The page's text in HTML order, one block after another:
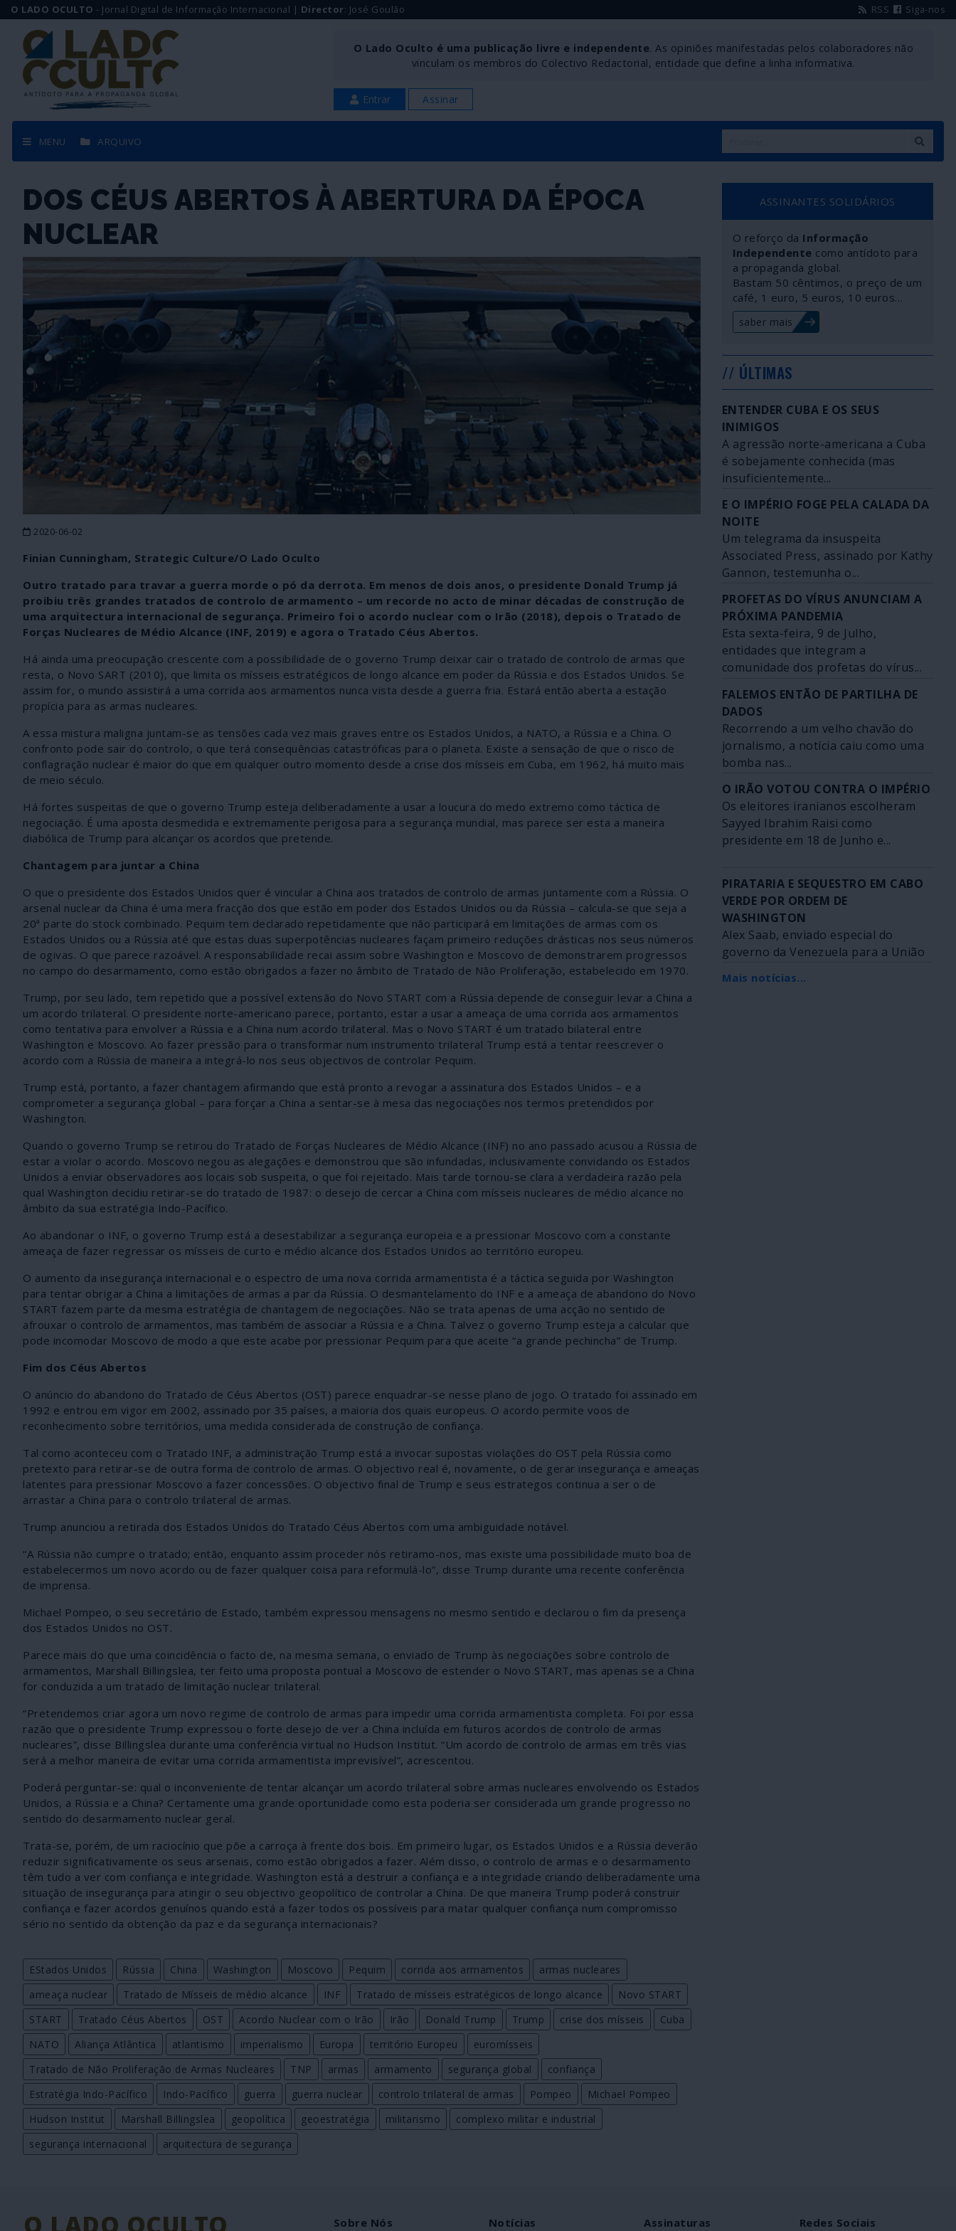
O LADO OCULTO - Jornal Digital de Informação Internacional | Director: José Goulão RSS Siga-nos
O Lado Oculto é uma publicação livre e independente. As opiniões manifestadas pelos colaboradores não
vinculam os membros do Colectivo Redactorial, entidade que define a linha informativa.
Entrar Assinar
MENU ARQUIVO
DOS CÉUS ABERTOS À ABERTURA DA ÉPOCA
NUCLEAR
2020-06-02
Finian Cunningham, Strategic Culture/O Lado Oculto
Outro tratado para travar a guerra morde o pó da derrota. Em menos de dois anos, o presidente Donald Trump já
proibiu três grandes tratados de controlo de armamento – um recorde no acto de minar décadas de construção de
uma arquitectura internacional de segurança. Primeiro foi o acordo nuclear com o Irão (2018), depois o Tratado de
Forças Nucleares de Médio Alcance (INF, 2019) e agora o Tratado Céus Abertos.
Há ainda uma preocupação crescente com a possibilidade de o governo Trump deixar cair o tratado de controlo de armas que
resta, o Novo SART (2010), que limita os mísseis estratégicos de longo alcance em poder da Rússia e dos Estados Unidos. Se
assim for, o mundo assistirá a uma corrida aos armamentos nunca vista desde a guerra fria. Estará então aberta a estação
propícia para as armas nucleares.
A essa mistura maligna juntam-se as tensões cada vez mais graves entre os Estados Unidos, a NATO, a Rússia e a China. O
confronto pode sair do controlo, o que terá consequências catastróficas para o planeta. Existe a sensação de que o risco de
conflagração nuclear é maior do que em qualquer outro momento desde a crise dos mísseis em Cuba, em 1962, há muito mais
de meio século.
Há fortes suspeitas de que o governo Trump esteja deliberadamente a usar a loucura do medo extremo como táctica de
negociação. É uma aposta desmedida e extremamente perigosa para a segurança mundial, mas parece ser esta a maneira
diabólica de Trump para alcançar os acordos que pretende.
Chantagem para juntar a China
O que o presidente dos Estados Unidos quer é vincular a China aos tratados de controlo de armas juntamente com a Rússia. O
arsenal nuclear da China é uma mera fracção dos que estão em poder dos Estados Unidos ou da Rússia – calcula-se que seja a
20ª parte do stock combinado. Pequim tem declarado repetidamente que não participará em limitações de armas com os
Estados Unidos ou a Rússia até que estas duas superpotências nucleares façam primeiro reduções drásticas nos seus números
de ogivas. O que parece razoável. A responsabilidade recai assim sobre Washington e Moscovo de demonstrarem progressos
no campo do desarmamento, como estão obrigados a fazer no âmbito de Tratado de Não Proliferação, estabelecido em 1970.
Trump, por seu lado, tem repetido que a possível extensão do Novo START com a Rússia depende de conseguir levar a China a
um acordo trilateral. O presidente norte-americano parece, portanto, estar a usar a ameaça de uma corrida aos armamentos
como tentativa para envolver a Rússia e a China num acordo trilateral. Mas o Novo START é um tratado bilateral entre
Washington e Moscovo. Ao fazer pressão para o transformar num instrumento trilateral Trump está a tentar reescrever o
acordo com a Rússia de maneira a integrá-lo nos seus objectivos de controlar Pequim.
Trump está, portanto, a fazer chantagem afirmando que está pronto a revogar a assinatura dos Estados Unidos – e a
comprometer a segurança global – para forçar a China a sentar-se à mesa das negociações nos termos pretendidos por
Washington.
Quando o governo Trump se retirou do Tratado de Forças Nucleares de Médio Alcance (INF) no ano passado acusou a Rússia de
estar a violar o acordo. Moscovo negou as alegações e demonstrou que são infundadas, inclusivamente convidando os Estados
Unidos a enviar observadores aos locais sob suspeita, o que foi rejeitado. Mais tarde tornou-se clara a verdadeira razão pela
qual Washington decidiu retirar-se do tratado de 1987: o desejo de cercar a China com mísseis nucleares de médio alcance no
âmbito da sua estratégia Indo-Pacífico.
Ao abandonar o INF, o governo Trump está a desestabilizar a segurança europeia e a pressionar Moscovo com a constante
ameaça de fazer regressar os mísseis de curto e médio alcance dos Estados Unidos ao território europeu.
O aumento da insegurança internacional e o espectro de uma nova corrida armamentista é a táctica seguida por Washington
para tentar obrigar a China a limitações de armas a par da Rússia. O desmantelamento do INF e a ameaça de abandono do Novo
START fazem parte da mesma estratégia de chantagem de negociações. Não se trata apenas de uma acção no sentido de
afrouxar o controlo de armamentos, mas também de associar a Rússia e a China. Talvez o governo Trump esteja a calcular que
pode incomodar Moscovo de modo a que este acabe por pressionar Pequim para que aceite “a grande pechincha” de Trump.
Fim dos Céus Abertos
O anúncio do abandono do Tratado de Céus Abertos (OST) parece enquadrar-se nesse plano de jogo. O tratado foi assinado em
1992 e entrou em vigor em 2002, assinado por 35 países, a maioria dos quais europeus. O acordo permite voos de
reconhecimento sobre territórios, uma medida considerada de construção de confiança.
Tal como aconteceu com o Tratado INF, a administração Trump está a invocar supostas violações do OST pela Rússia como
pretexto para retirar-se de outra forma de controlo de armas. O objectivo real é, novamente, o de gerar insegurança e ameaças
latentes para pressionar Moscovo a fazer concessões. O objectivo final de Trump e seus estrategos continua a ser o de
arrastar a China para o controlo trilateral de armas.
Trump anunciou a retirada dos Estados Unidos do Tratado Céus Abertos com uma ambiguidade notável.
“A Rússia não cumpre o tratado; então, enquanto assim proceder nós retiramo-nos, mas existe uma possibilidade muito boa de
estabelecermos um novo acordo ou de fazer qualquer coisa para reformulá-lo”, disse Trump durante uma recente conferência
de imprensa.
Michael Pompeo, o seu secretário de Estado, também expressou mensagens no mesmo sentido e declarou o fim da presença
dos Estados Unidos no OST.
Parece mais do que uma coincidência o facto de, na mesma semana, o enviado de Trump às negociações sobre controlo de
armamentos, Marshall Billingslea, ter feito uma proposta pontual a Moscovo de estender o Novo START, mas apenas se a China
for conduzida a um tratado de limitação nuclear trilateral.
“Pretendemos criar agora um novo regime de controlo de armas para impedir uma corrida armamentista completa. Foi por essa
razão que o presidente Trump expressou o forte desejo de ver a China incluída em futuros acordos de controlo de armas
nucleares”, disse Billingslea durante uma conferência virtual no Hudson Institut. “Um acordo de controlo de armas em três vias
será a melhor maneira de evitar uma corrida armamentista imprevisível”, acrescentou.
Poderá perguntar-se: qual o inconveniente de tentar alcançar um acordo trilateral sobre armas nucleares envolvendo os Estados
Unidos, a Rússia e a China? Certamente uma grande oportunidade como esta poderia ser considerada um grande progresso no
sentido do desarmamento nuclear geral.
Trata-se, porém, de um raciocínio que põe a carroça à frente dos bois. Em primeiro lugar, os Estados Unidos e a Rússia deverão
reduzir significativamente os seus arsenais, como estão obrigados a fazer. Além disso, o controlo de armas e o desarmamento
têm tudo a ver com confiança e integridade. Washington está a destruir a confiança e a integridade criando deliberadamente uma
situação de insegurança para atingir o seu objectivo geopolítico de controlar a China. De que maneira Trump poderá construir
confiança e fazer acordos genuínos quando está a fazer todos os possíveis para matar qualquer confiança num compromisso
sério no sentido da obtenção da paz e da segurança internacionais?
EStados Unidos Rússia China Washington Moscovo Pequim corrida aos armamentos
armas nucleares
ameaça nuclear
Tratado de Mísseis de médio alcance INF Tratado de mísseis estratégicos de longo alcance
Novo START
START
Tratado Céus Abertos OST Acordo Nuclear com o Irão Irão Donald Trump Trump crise dos mísseis
Cuba
NATO
Aliança Atlântica atlantismo imperialismo Europa território Europeu
euromísseis
Tratado de Não Proliferação de Armas Nucleares
TNP armas armamento segurança global
confiança
Estratégia Indo-Pacífico
Indo-Pacífico guerra guerra nuclear controlo trilateral de armas Pompeo
Michael Pompeo
Hudson Institut
Marshall Billingslea geopolítica geoestratégia militarismo
complexo militar e industrial
segurança internacional
arquitectura de segurança
ASSINANTES SOLIDÁRIOS
O reforço da Informação
Independente como antídoto para
a propaganda global.
Bastam 50 cêntimos, o preço de um
café, 1 euro, 5 euros, 10 euros…
saber mais
// ÚLTIMAS
ENTENDER CUBA E OS SEUS
INIMIGOS
A agressão norte-americana a Cuba
é sobejamente conhecida (mas
insuficientemente...
E O IMPÉRIO FOGE PELA CALADA DA
NOITE
Um telegrama da insuspeita
Associated Press, assinado por Kathy
Gannon, testemunha o...
PROFETAS DO VÍRUS ANUNCIAM A
PRÓXIMA PANDEMIA
Esta sexta-feira, 9 de Julho,
entidades que integram a
comunidade dos profetas do vírus...
FALEMOS ENTÃO DE PARTILHA DE
DADOS
Recorrendo a um velho chavão do
jornalismo, a notícia caiu como uma
bomba nas...
O IRÃO VOTOU CONTRA O IMPÉRIO
Os eleitores iranianos escolheram
Sayyed Ibrahim Raisi como
presidente em 18 de Junho e...
PIRATARIA E SEQUESTRO EM CABO
VERDE POR ORDEM DE
WASHINGTON
Alex Saab, enviado especial do
governo da Venezuela para a União
Mais notícias...
Sobre Nós Notícias Assinaturas Redes Sociais